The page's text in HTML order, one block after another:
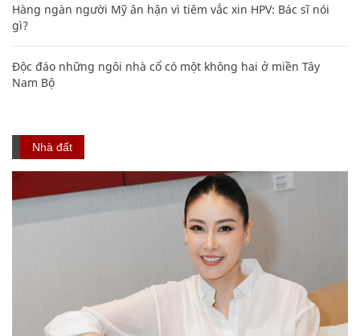
Hàng ngàn người Mỹ ân hận vì tiêm vắc xin HPV: Bác sĩ nói
gì?
Độc đáo những ngôi nhà cổ có một không hai ở miền Tây
Nam Bộ
Nhà đất